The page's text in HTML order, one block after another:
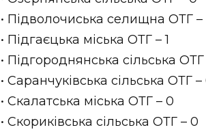
• Підволочиська селищна ОТГ –
• Підгаєцька міська ОТГ – 1
• Підгороднянська сільська
• Саранчуківська сільська ОТГ –
• Скалатська міська ОТГ – 0
• Скориківська сільська ОТГ – 0